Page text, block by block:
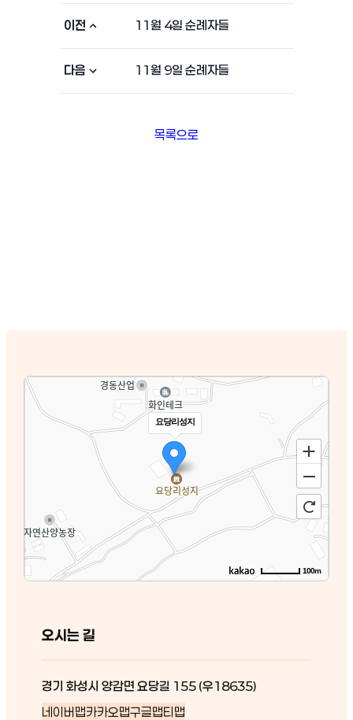
이전 11월 4일 순례자들
다음 11월 9일 순례자들
목록으로
요당리성지
100m
오시는 길
경기 화성시 양감면 요당길 155 (우18635)
네이버맵카카오맵구글맵티맵